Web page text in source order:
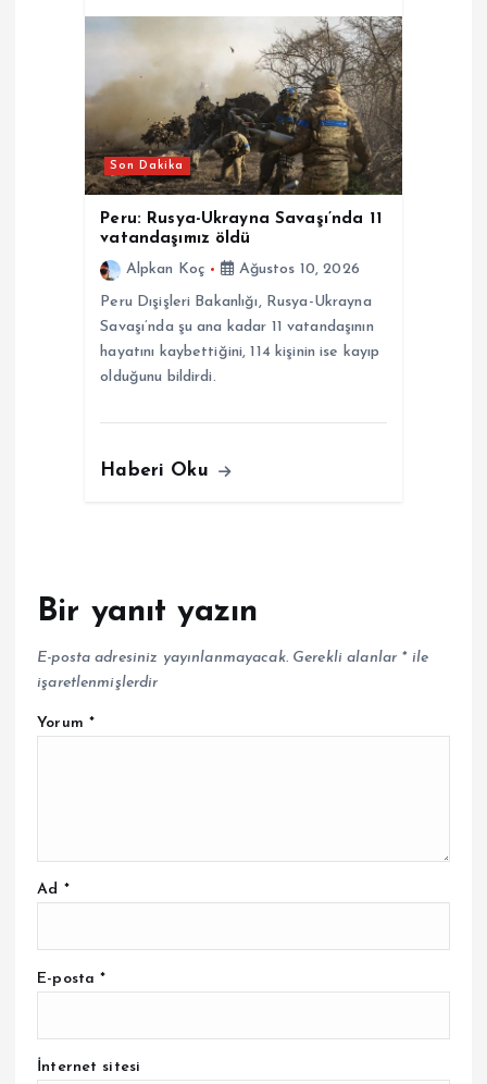
Son Dakika
Peru: Rusya-Ukrayna Savaşı’nda 11
vatandaşımız öldü
Alpkan Koç
Ağustos 10, 2026
Peru Dışişleri Bakanlığı, Rusya-Ukrayna
Savaşı’nda şu ana kadar 11 vatandaşının
hayatını kaybettiğini, 114 kişinin ise kayıp
olduğunu bildirdi.
Haberi Oku
Bir yanıt yazın
E-posta adresiniz yayınlanmayacak. Gerekli alanlar *ile
işaretlenmişlerdir
Yorum *
Ad *
E-posta*
İnternet sitesi